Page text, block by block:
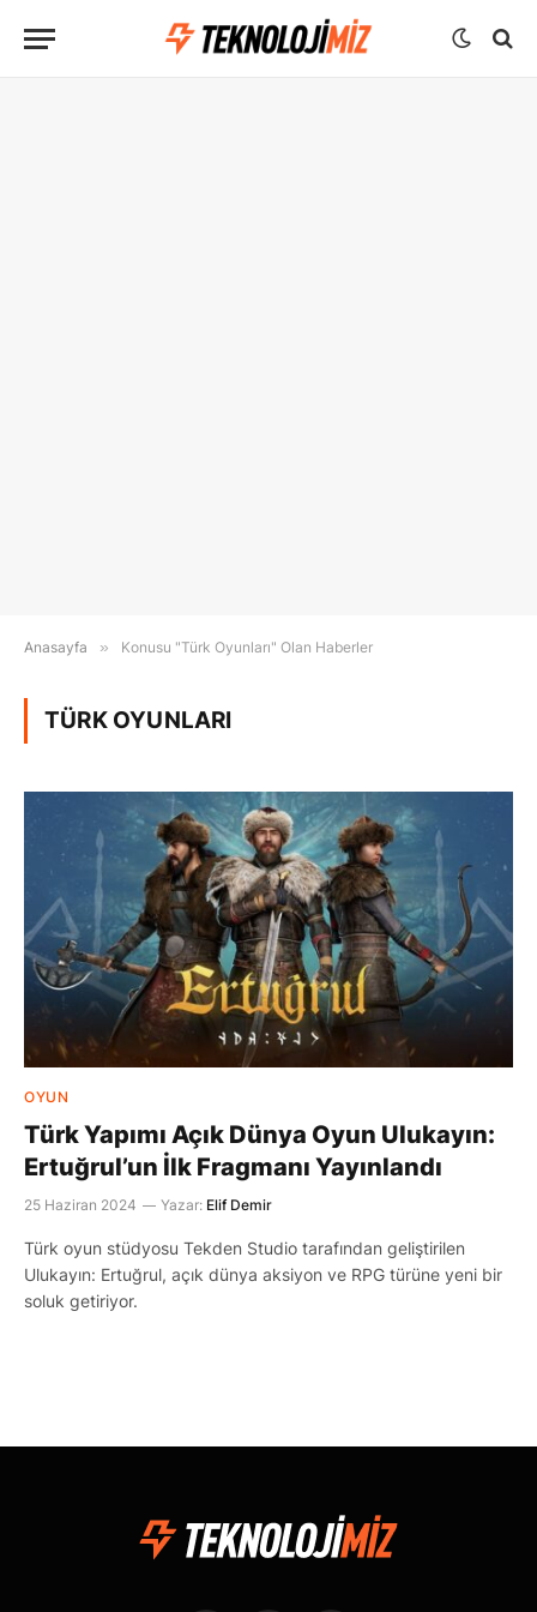
Anasayfa » Konusu "Türk Oyunları" Olan Haberler
TÜRK OYUNLARI
OYUN
Türk Yapımı Açık Dünya Oyun Ulukayın:
Ertuğrul’un İlk Fragmanı Yayınlandı
25 Haziran 2024 Yazar: Elif Demir
Türk oyun stüdyosu Tekden Studio tarafından geliştirilen
Ulukayın: Ertuğrul, açık dünya aksiyon ve RPG türüne yeni bir
soluk getiriyor.